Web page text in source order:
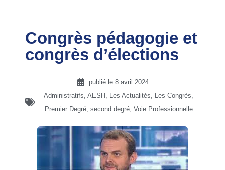
Congrès pédagogie et
congrès d’élections
publié le 8 avril 2024
Administratifs, AESH , Les Actualités, Les Congrès,
Premier Degré, second degré, Voie Professionnelle